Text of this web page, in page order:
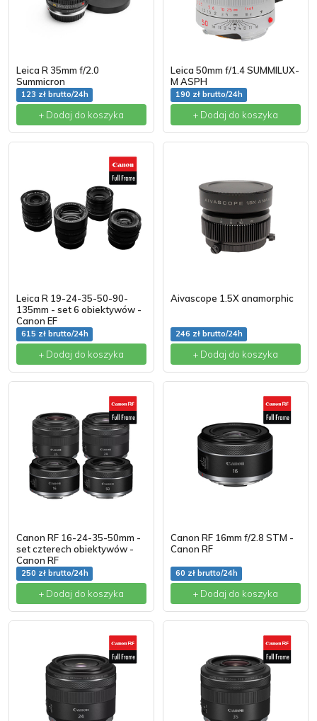
Leica R 35mm f/2.0
Summicron
123 zł brutto/24h
+ Dodaj do koszyka
Leica 50mm f/1.4 SUMMILUX-
M ASPH
190 zł brutto/24h
+ Dodaj do koszyka
Leica R 19-24-35-50-90-
135mm - set 6 obiektywów -
Canon EF
615 zł brutto/24h
+ Dodaj do koszyka
Aivascope 1.5X anamorphic
246 zł brutto/24h
+ Dodaj do koszyka
Canon RF 16-24-35-50mm -
set czterech obiektywów -
Canon RF
250 zł brutto/24h
+ Dodaj do koszyka
Canon RF 16mm f/2.8 STM -
Canon RF
60 zł brutto/24h
+ Dodaj do koszyka